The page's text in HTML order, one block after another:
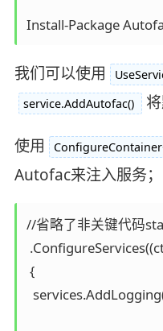
我们可以使用
service.AddAutofac()
使用
Autofac来注入服务；
//省略了非关键代码
{